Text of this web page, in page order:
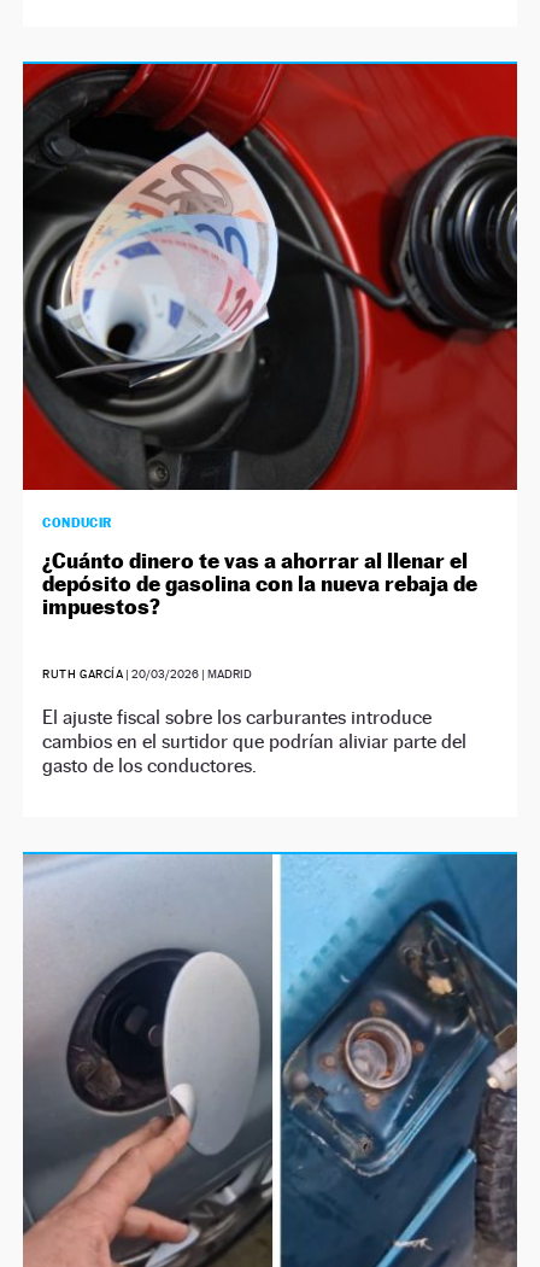
CONDUCIR
¿Cuánto dinero te vas a ahorrar al llenar el
depósito de gasolina con la nueva rebaja de
impuestos?
RUTH GARCÍA |20/03/2026 | MADRID
El ajuste fiscal sobre los carburantes introduce
cambios en el surtidor que podrían aliviar parte del
gasto de los conductores.